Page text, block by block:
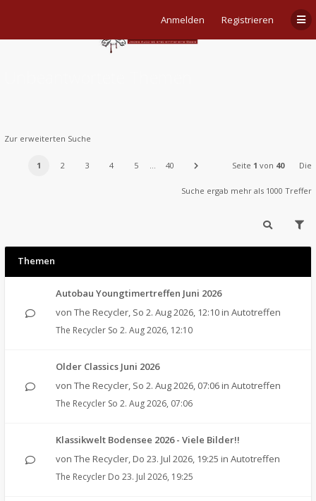
Anmelden Registrieren
Zur erweiterten Suche
1 2 3 4 5 … 40 Seite 1 von 40 Die
Suche ergab mehr als 1000 Treffer
Themen
Autobau Youngtimertreffen Juni 2026
von The Recycler, So 2. Aug 2026, 12:10 in Autotreffen
The Recycler So 2. Aug 2026, 12:10
Older Classics Juni 2026
von The Recycler, So 2. Aug 2026, 07:06 in Autotreffen
The Recycler So 2. Aug 2026, 07:06
Klassikwelt Bodensee 2026 - Viele Bilder!!
von The Recycler, Do 23. Jul 2026, 19:25 in Autotreffen
The Recycler Do 23. Jul 2026, 19:25